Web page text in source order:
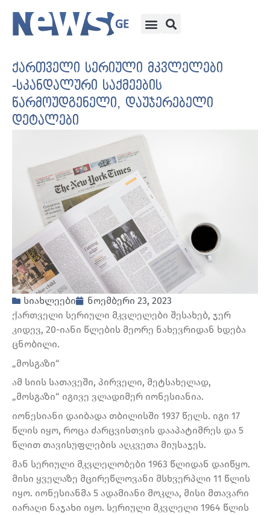
ქართველი სერიული მკვლელები
-სკანდალური საქმეების
წარმოუდგენელი, დაუჯერებელი
დეტალები
სიახლეები
ნოემბერი 23, 2023
ქართველი სერიული მკვლელები შესახებ, ჯერ
კიდევ, 20-იანი წლების მეორე ნახევრიდან ხდება
ცნობილი.
„მოსგაზი“
ამ სიის სათავეში, პირველი, მეტსახელად,
„მოსგაზი“ იგივე ვლადიმერ იონესიანია.
იონესიანი დაიბადა თბილისში 1937 წელს. იგი 17
წლის იყო, როცა ძარცვისთვის დააპატიმრეს და 5
წლით თავისუფლების აღკვეთა მიუსაჯეს.
მან სერიული მკვლელობები 1963 წლიდან დაიწყო.
მისი ყველაზე მცირეწლოვანი მსხვერპლი 11 წლის
იყო. იონესიანმა 5 ადამიანი მოკლა, მისი მთავარი
იარაღი ნაჯახი იყო. სერიული მკვლელი 1964 წლის